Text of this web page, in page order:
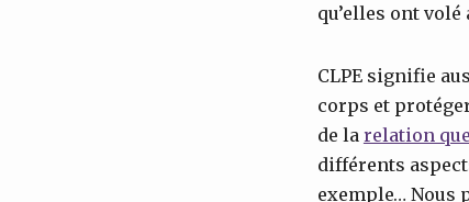
qu’elles ont
CLPE signifie
corps et
de la relation
différents
exemple… Nous